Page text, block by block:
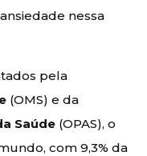
nessa
pela
(OMS) e da
Saúde (OPAS), o
com 9,3% da